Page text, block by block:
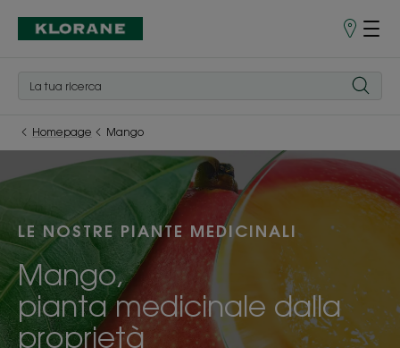
Punti
Homepage Mango
LE NOSTRE PIANTE MEDICINALI
Mango,
pianta medicinale dalla
proprietà